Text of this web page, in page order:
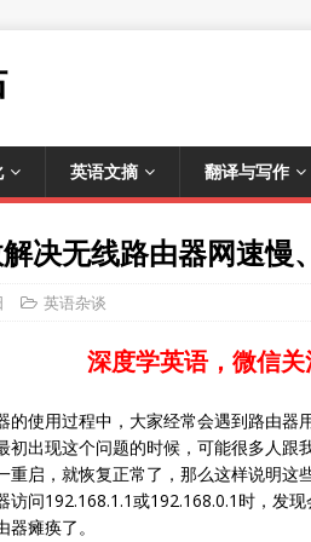
英语文摘 翻译与写作
决无线路由器网速慢
英语杂谈
深度学英语，微信
的使用过程中，大家经常会遇到路由器
初出现这个问题的时候，可能很多人
重启，就恢复正常了，那么这样说明这
访问192.168.1.1或192.168.0.1时，发
瘫痪了。